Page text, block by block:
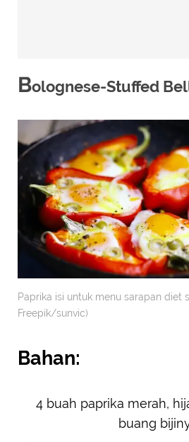
Bolognese-Stuffed
Paprika isi untuk menu sarapan diet
Freepik/sunvic)
Bahan:
4 buah paprika merah,
buang